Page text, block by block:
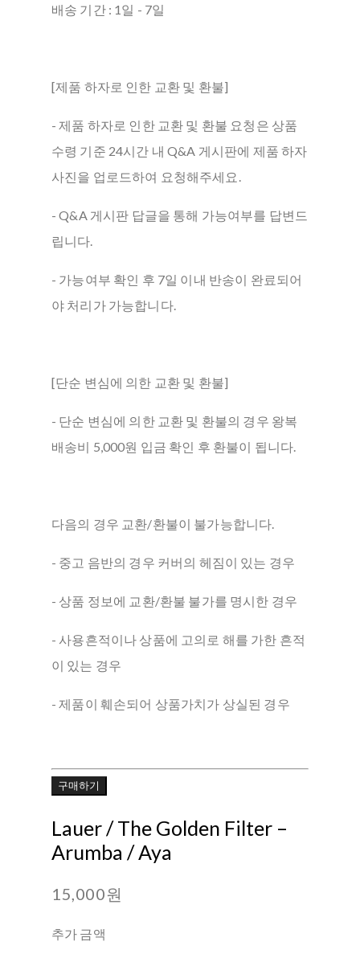
배송 기간 : 1일 - 7일
[제품 하자로 인한 교환 및 환불]
- 제품 하자로 인한 교환 및 환불 요청은 상품
수령 기준 24시간 내 Q&A 게시판에 제품 하자
사진을 업로드하여 요청해주세요.
- Q&A 게시판 답글을 통해 가능여부를 답변드
립니다.
- 가능여부 확인 후 7일 이내 반송이 완료되어
야 처리가 가능합니다.
[단순 변심에 의한 교환 및 환불]
- 단순 변심에 의한 교환 및 환불의 경우 왕복
배송비 5,000원 입금 확인 후 환불이 됩니다.
다음의 경우 교환/환불이 불가능합니다.
- 중고 음반의 경우 커버의 헤짐이 있는 경우
- 상품 정보에 교환/환불 불가를 명시한 경우
- 사용흔적이나 상품에 고의로 해를 가한 흔적
이 있는 경우
- 제품이 훼손되어 상품가치가 상실된 경우
구매하기
Lauer / The Golden Filter ‎–
Arumba / Aya
15,000원
추가 금액